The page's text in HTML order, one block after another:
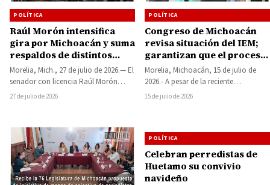
POLÍTICA
Raúl Morón intensifica
gira por Michoacán y suma
respaldos de distintos
sectores sociales
Morelia, Mich., 27 de julio de 2026.— El
senador con licencia Raúl Morón
Orozco reforzó durante la última…
27 de julio de 2026
POLÍTICA
Congreso de Michoacán
revisa situación del IEM;
garantizan que el proceso
electoral de 2027 no está
en riesgo
Morelia, Michoacán, 15 de julio de
2026.- A pesar de la reciente
destitución del consejero presidente y
15 de julio de 2026
POLÍTICA
Celebran perredistas de
Huetamo su convivio
navideño